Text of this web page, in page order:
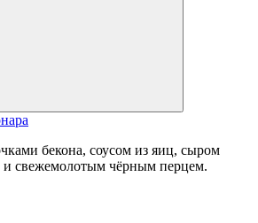
бекона, соусом из яиц, сыром
и свежемолотым чёрным перцем.